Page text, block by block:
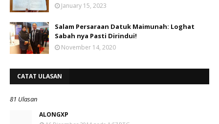
January 15, 2023
Salam Persaraan Datuk Maimunah: Loghat
Sabah nya Pasti Dirindui!
November 14, 2020
CATAT ULASAN
81 Ulasan
ALONGXP